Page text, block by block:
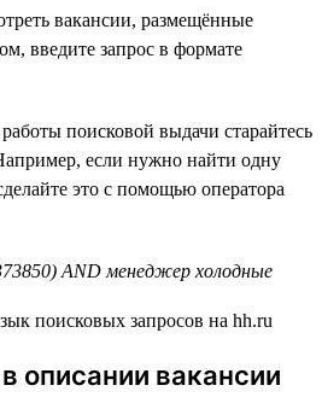
вакансии, размещённые
введите запрос в формате
поисковой выдачи старайтесь
если нужно найти одну
это с помощью оператора
AND менеджер холодные
описании вакансии